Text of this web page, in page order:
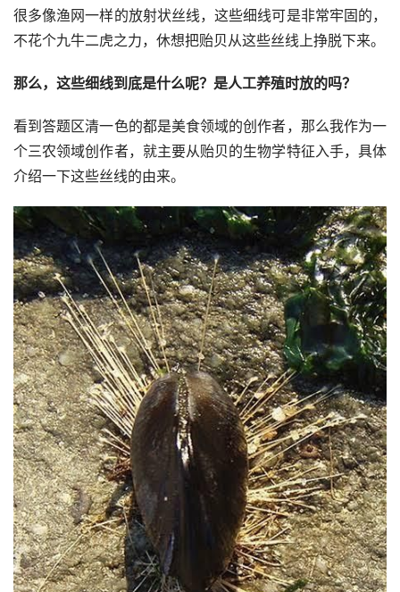
很多像渔网一样的放射状丝线，这些细线可是非常牢固的，
不花个九牛二虎之力，休想把贻贝从这些丝线上挣脱下来。
那么，这些细线到底是什么呢？是人工养殖时放的吗？
看到答题区清一色的都是美食领域的创作者，那么我作为一
个三农领域创作者，就主要从贻贝的生物学特征入手，具体
介绍一下这些丝线的由来。